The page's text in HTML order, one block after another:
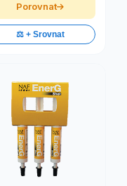
Porovnat
⚖️ + Srovnat